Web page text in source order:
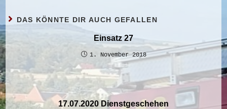
DAS KÖNNTE DIR AUCH GEFALLEN
Einsatz 27
1. November 2018
17.07.2020 Dienstgeschehen